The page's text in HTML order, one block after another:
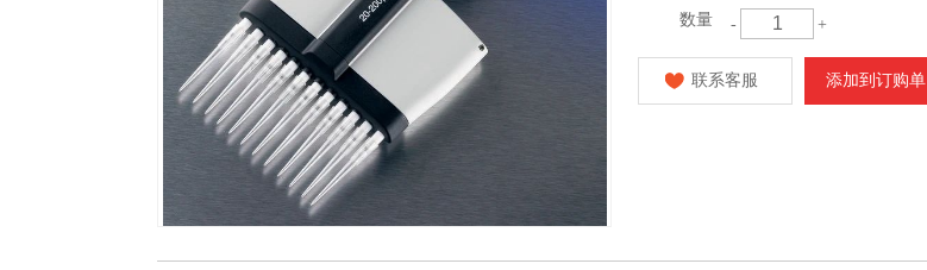
数量 - +
联系客服 添加到订购单